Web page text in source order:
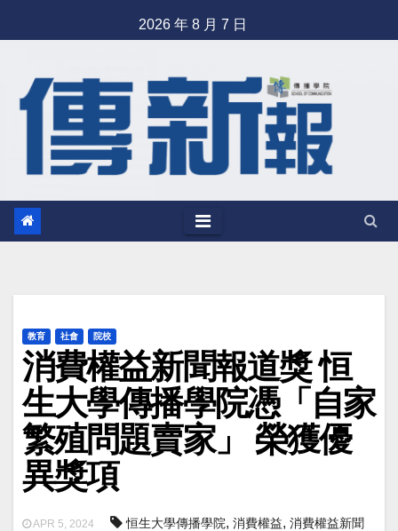
to
2026 年 8 月 7 日
教育 社會 院校
消費權益新聞報道獎 恒
生大學傳播學院憑「自家
繁殖問題賣家」 榮獲優
異獎項
APR 5, 2024 恒生大學傳播學院, 消費權益, 消費權益新聞